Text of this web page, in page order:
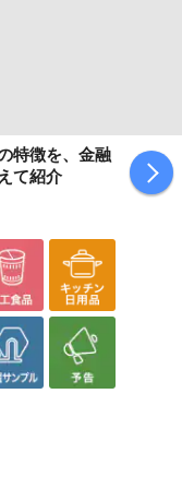
、商品の再発送や返
ん。宅配業者からの
た商品によって発送
特徴を、金融
て紹介